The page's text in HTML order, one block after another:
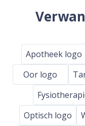
Apotheek logo
Oor logo
Optisch logo